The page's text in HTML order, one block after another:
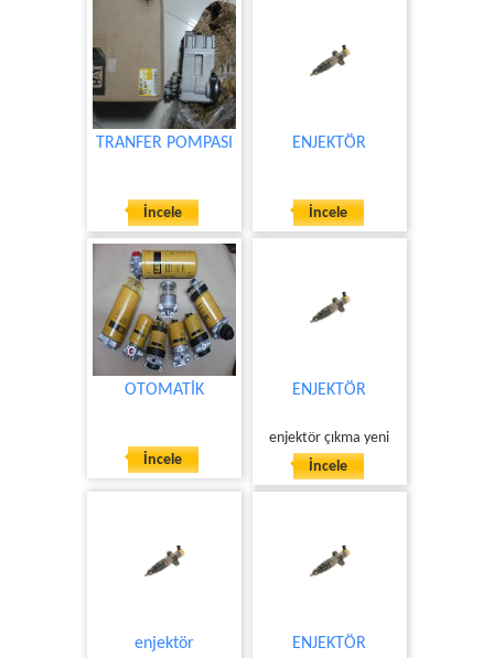
TRANFER POMPASI
İncele
ENJEKTÖR
İncele
OTOMATİK
İncele
ENJEKTÖR
enjektör çıkma yeni
İncele
enjektör ENJEKTÖR